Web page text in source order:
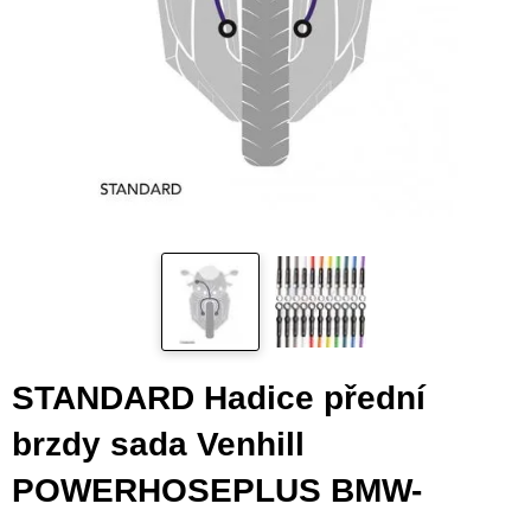
STANDARD Hadice přední
brzdy sada Venhill
POWERHOSEPLUS BMW-